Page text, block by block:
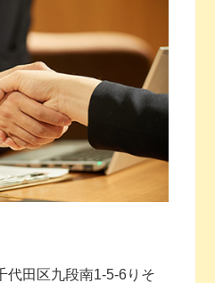
代田区九段南1‐5‐6りそ